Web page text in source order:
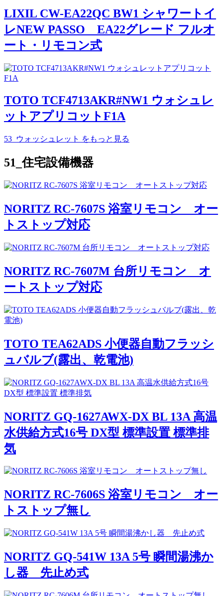
LIXIL CW-EA22QC BW1 シャワートイ
レNEW PASSO EA22グレード フルオ
ート・リモコン式
TOTO TCF4713AKR#NW1 ウォシュレ
ットアプリコットF1A
53_ウォッシュレット をもっと見る
51_住宅設備機器
NORITZ RC-7607S 浴室リモコン オー
トストップ対応
NORITZ RC-7607M 台所リモコン オ
ートストップ対応
TOTO TEA62ADS 小便器自動フラッシ
ュバルブ(露出、乾電池)
NORITZ GQ-1627AWX-DX BL 13A 高温
水供給方式16号 DX型 標準設置 標準排
気
NORITZ RC-7606S 浴室リモコン オー
トストップ無し
NORITZ GQ-541W 13A 5号 瞬間湯沸か
し器 先止め式